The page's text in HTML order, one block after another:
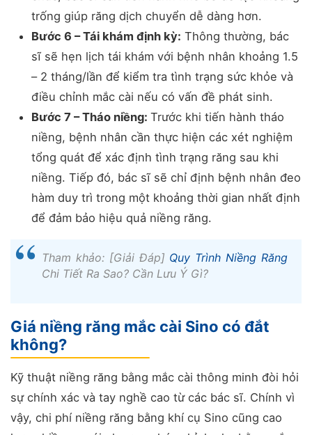
trống giúp răng dịch chuyển dễ dàng hơn.
Bước 6 – Tái khám định kỳ: Thông thường, bác
sĩ sẽ hẹn lịch tái khám với bệnh nhân khoảng 1.5
– 2 tháng/lần để kiểm tra tình trạng sức khỏe và
điều chỉnh mắc cài nếu có vấn đề phát sinh.
Bước 7 – Tháo niềng: Trước khi tiến hành tháo
niềng, bệnh nhân cần thực hiện các xét nghiệm
tổng quát để xác định tình trạng răng sau khi
niềng. Tiếp đó, bác sĩ sẽ chỉ định bệnh nhân đeo
hàm duy trì trong một khoảng thời gian nhất định
để đảm bảo hiệu quả niềng răng.
Tham khảo: [Giải Đáp] Quy Trình Niềng Răng
Chi Tiết Ra Sao? Cần Lưu Ý Gì?
Giá niềng răng mắc cài Sino có đắt
không?
Kỹ thuật niềng răng bằng mắc cài thông minh đòi hỏi
sự chính xác và tay nghề cao từ các bác sĩ. Chính vì
vậy, chi phí niềng răng bằng khí cụ Sino cũng cao